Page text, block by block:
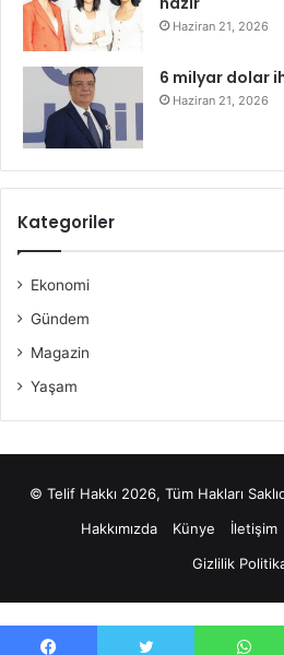
Haziran 21, 2026
6 milyar dolar
Haziran 21, 2026
Kategoriler
Ekonomi
Gündem
Magazin
Yaşam
© Telif Hakkı 2026, Tüm Hakları
Hakkımızda
Künye İletişim
Gizlilik